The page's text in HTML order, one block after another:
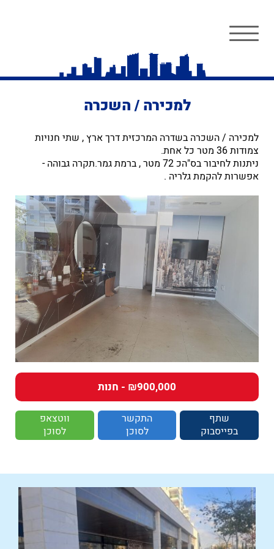
למכירה / השכרה
למכירה / השכרה בשדרה המרכזית דרך ארץ , שתי חנויות
צמודות 36 מטר כל אחת.
ניתנות לחיבור בס"הכ 72 מטר , ברמת גמר.תקרה גבוהה -
אפשרות להקמת גלריה .
₪900,000 - חנות
שתף
בפייסבוק
התקשר
לסוכן
ווטצאפ
לסוכן